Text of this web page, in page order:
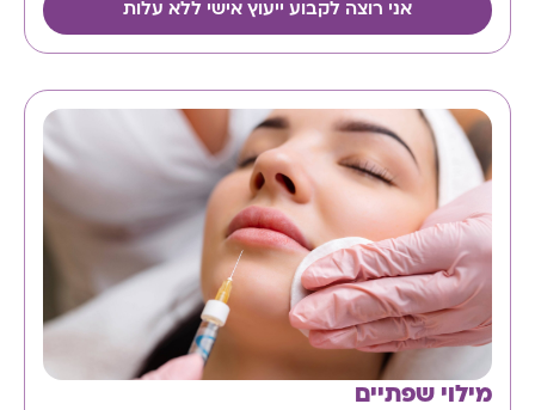
אני רוצה לקבוע ייעוץ אישי ללא עלות
מילוי שפתיים